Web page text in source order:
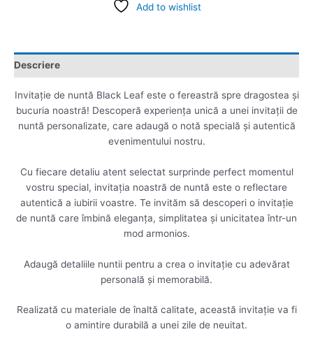
Add to wishlist
Descriere
Invitație de nuntă Black Leaf este o fereastră spre dragostea și
bucuria noastră! Descoperă experiența unică a unei invitații de
nuntă personalizate, care adaugă o notă specială și autentică
evenimentului nostru.
Cu fiecare detaliu atent selectat surprinde perfect momentul
vostru special, invitația noastră de nuntă este o reflectare
autentică a iubirii voastre. Te invităm să descoperi o invitație
de nuntă care îmbină eleganța, simplitatea și unicitatea într-un
mod armonios.
Adaugă detaliile nuntii pentru a crea o invitație cu adevărat
personală și memorabilă.
Realizată cu materiale de înaltă calitate, această invitație va fi
o amintire durabilă a unei zile de neuitat.